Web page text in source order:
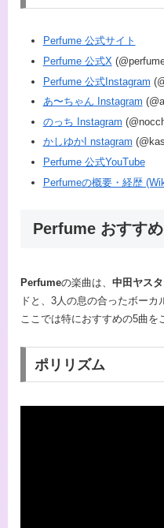
Perfume 公式サイト
Perfume 公式X
Perfume 公式Instagram
あ〜ちゃん Instagram
のっち Instagram
かしゆかI nstagram
Perfume 公式YouTube
Perfumeの概要・経歴
Perfume おすす
Perfumeの楽曲は、 中田ヤス
ドと、3人の息の合ったボーカ
ここでは特におすすめの5曲を
ポリリズム